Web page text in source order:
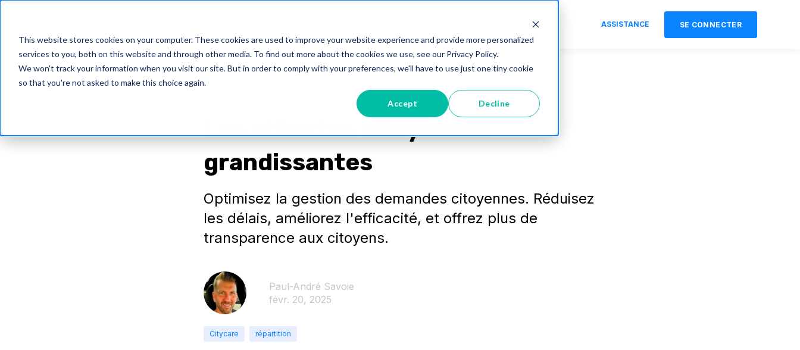
This website stores cookies on your computer. These cookies are used to improve your website experience and provide more personalized
services to you, both on this website and through other media. To find out more about the cookies we use, see our Privacy Policy.
We won't track your information when you visit our site. But in order to comply with your preferences, we'll have to use just one tiny cookie
so that you're not asked to make this choice again.
Accept Decline
ASSISTANCE SE CONNECTER
Les attentes citoyennes
grandissantes
Optimisez la gestion des demandes citoyennes. Réduisez
les délais, améliorez l'efficacité, et offrez plus de
transparence aux citoyens.
Paul-André Savoie
févr. 20, 2025
Citycare répartition